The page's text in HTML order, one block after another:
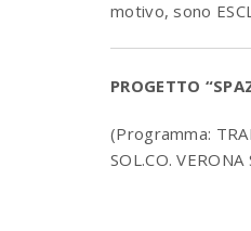
motivo, sono
PROGETTO
(Programma:
SOL.CO. VERONA